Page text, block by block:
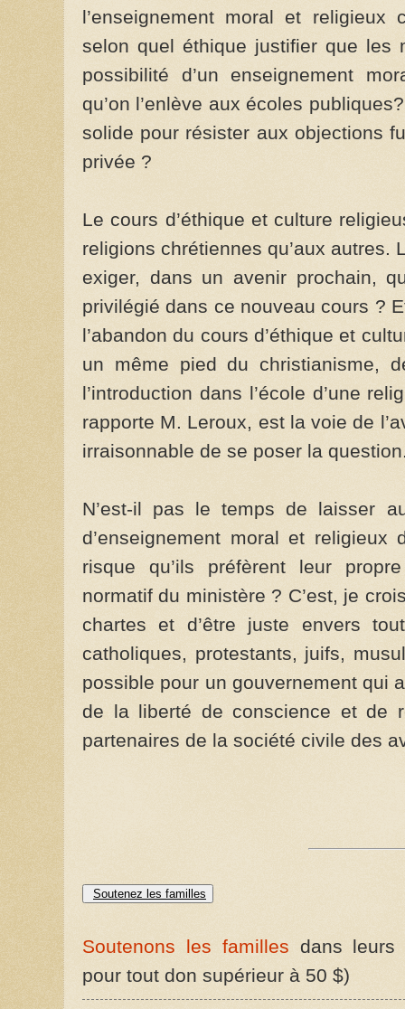
l’enseignement moral et
selon quel éthique justifier que les
possibilité d’un enseignement
qu’on l’enlève aux écoles
solide pour résister aux objections
privée ?
Le cours d’éthique et culture
religions chrétiennes qu’aux autres.
exiger, dans un avenir prochain,
privilégié dans ce nouveau cours ?
l’abandon du cours d’éthique et
un même pied du christianisme,
l’introduction dans l’école d’une
rapporte M. Leroux, est la voie de
irraisonnable de se poser la
N’est-il pas le temps de laisser
d’enseignement moral et
risque qu’ils préfèrent leur
normatif du ministère ? C’est, je
chartes et d’être juste envers
catholiques, protestants, juifs,
possible pour un gouvernement qui
de la liberté de conscience et de
partenaires de la société civile des
Soutenez les familles
Soutenons les familles dans leurs
pour tout don supérieur à 50 $)